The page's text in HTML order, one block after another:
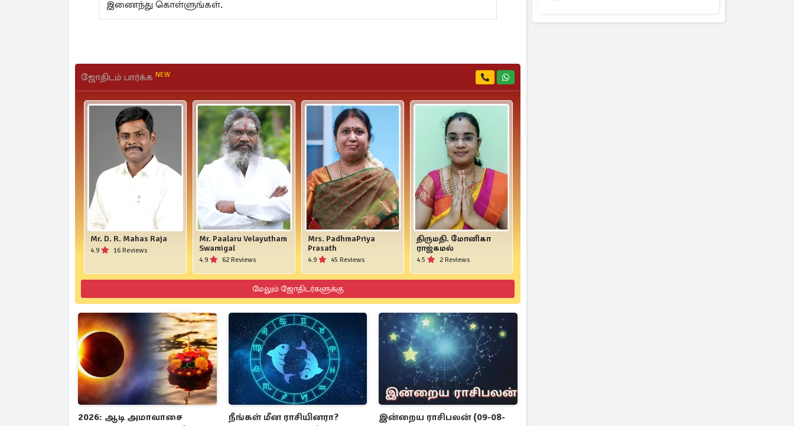
இணைந்து கொள்ளுங்கள்.
ஜோதிடம் பார்க்க NEW
Mr. D. R. Mahas Raja
4.9 16 Reviews
Mr. Paalaru Velayutham
Swamigal
4.9 62 Reviews
Mrs. PadhmaPriya
Prasath
4.9 45 Reviews
திருமதி. மோனிகா
ராஜ்கமல்
4.5 2 Reviews
மேலும் ஜோதிடர்களுக்கு
2026: ஆடி அமாவாசை
நீங்கள் மீன ராசியினரா?
இன்றைய ராசிபலன் (09-08-